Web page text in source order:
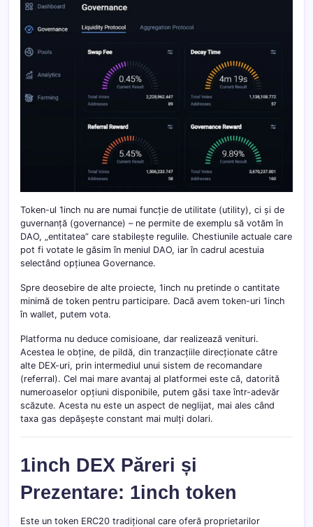
Token-ul 1inch nu are numai funcție de utilitate (utility), ci și de
guvernanță (governance) – ne permite de exemplu să votăm în
DAO, „entitatea” care stabilește regulile. Chestiunile actuale care
pot fi votate le găsim în meniul DAO, iar în cadrul acestuia
selectând opțiunea Governance.
Spre deosebire de alte proiecte, 1inch nu pretinde o cantitate
minimă de token pentru participare. Dacă avem token-uri 1inch
în wallet, putem vota.
Platforma nu deduce comisioane, dar realizează venituri.
Acestea le obține, de pildă, din tranzacțiile direcționate către
alte DEX-uri, prin intermediul unui sistem de recomandare
(referral). Cel mai mare avantaj al platformei este că, datorită
numeroaselor opțiuni disponibile, putem găsi taxe într-adevăr
scăzute. Acesta nu este un aspect de neglijat, mai ales când
taxa gas depășește constant mai mulți dolari.
1inch DEX Păreri și
Prezentare: 1inch token
Este un token ERC20 tradițional care oferă proprietarilor